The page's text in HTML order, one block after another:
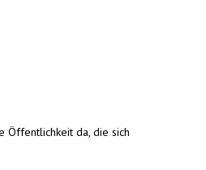
Öffentlichkeit da, die sich